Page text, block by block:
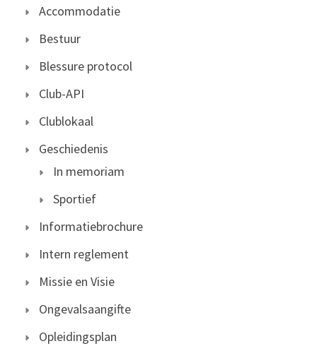
Accommodatie
Bestuur
Blessure protocol
Club-API
Clublokaal
Geschiedenis
In memoriam
Sportief
Informatiebrochure
Intern reglement
Missie en Visie
Ongevalsaangifte
Opleidingsplan